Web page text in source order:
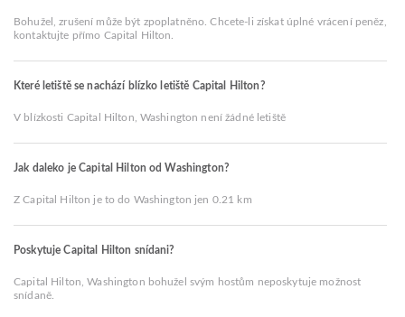
Bohužel, zrušení může být zpoplatněno. Chcete-li získat úplné vrácení peněz,
kontaktujte přímo Capital Hilton.
Které letiště se nachází blízko letiště Capital Hilton?
V blízkosti Capital Hilton, Washington není žádné letiště
Jak daleko je Capital Hilton od Washington?
Z Capital Hilton je to do Washington jen 0.21 km
Poskytuje Capital Hilton snídani?
Capital Hilton, Washington bohužel svým hostům neposkytuje možnost
snídaně.